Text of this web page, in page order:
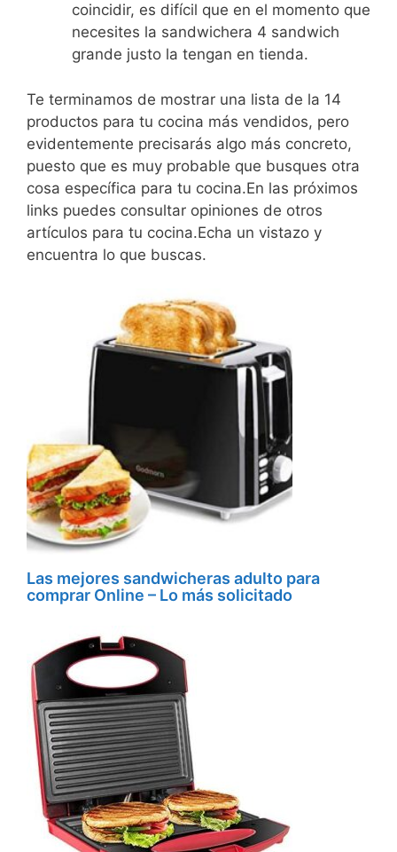
coincidir, es difícil que en el momento que
necesites la sandwichera 4 sandwich
grande justo la tengan en tienda.
Te terminamos de mostrar una lista de la 14
productos para tu cocina más vendidos, pero
evidentemente precisarás algo más concreto,
puesto que es muy probable que busques otra
cosa específica para tu cocina.En las próximos
links puedes consultar opiniones de otros
artículos para tu cocina.Echa un vistazo y
encuentra lo que buscas.
Las mejores sandwicheras adulto para
comprar Online – Lo más solicitado